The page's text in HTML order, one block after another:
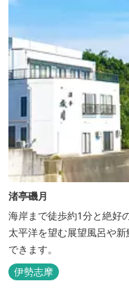
渚亭磯月
海岸まで徒歩約1分と絶好
太平洋を望む展望風呂や
できます。
伊勢志摩